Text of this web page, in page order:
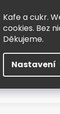
Kafe a cukr.
cookies. Bez
Děkujeme.
Nastavení